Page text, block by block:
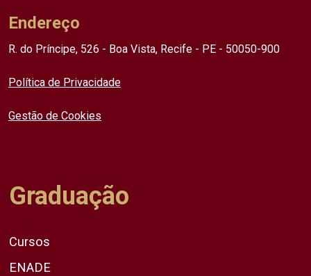
Endereço
R. do Príncipe, 526 - Boa Vista, Recife - PE - 50050-900
Política de Privacidade
Gestão de Cookies
Graduação
Cursos
ENADE